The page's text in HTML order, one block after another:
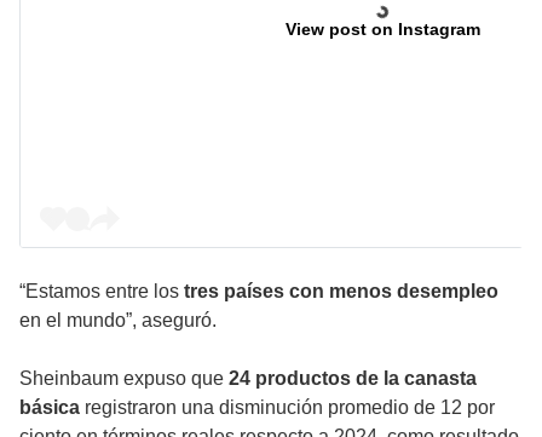
View post on Instagram
“Estamos entre los tres países con menos desempleo
en el mundo”, aseguró.
Sheinbaum expuso que 24 productos de la canasta
básica registraron una disminución promedio de 12 por